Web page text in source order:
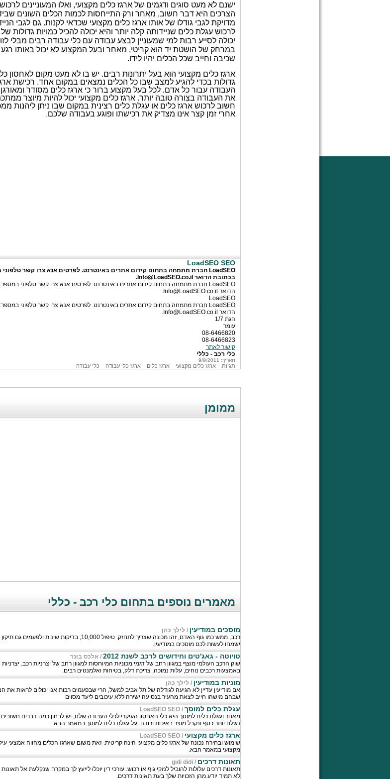
ישנם לא מעט סוגים ודגמים של ארגז כלים מקצועי, ואלו המעוניינים
הצרכים היא דבר חשוב, מאחר ורק התייחסות לכמות הכלים השונים
מדויקת לגבי גודלו של אותו ארגז כלים מקצועי שכדאי לקנות. גם לגבי
לרכוש עגלת כלים שניידותה קלה יותר והיא יכולה להכיל כמויות גדולות
יכולה לסייע רבות למי שמעוניין לבצע עבודה עם כלי עבודה רבים מבלי
במרחק של הושטת יד הוא קריטי, מאחר ובעל המקצוע לא יכול באותו
שכיבה וחייב שכל הכלים יהיו לידו.
ארגז כלים מקצועי הוא בעל יתרונות רבים. יש בו לא מעט מקום לאחסון
גדולות בכדי להגיע למצב שבו כל הכלים נמצאים במקום אחד. רכישת
העבודה עבור כל אדם. לכל בעל מקצוע ברור כי ארגז כלים מסודר
את העבודה בצורה טובה יותר. ארגז כלים מקצועי יכול להיות מיוצר
חשוב לרכוש ארגז כלים או עגלת כלים רצינית במקום שבו ניתן ליהנות
אחרי זמן קצר אינו מצדיק את רכישתו ופוגע בעבודה שלכם
LoadSEO SEO
בכתובת הדואר Info@LoadSEO.co.il
.
הדואר Info@LoadSEO.co.il
.
LoadSEO
הדואר Info@LoadSEO.co.il
.
הגת 1/7
עומר
08-6466820
08-6466823
קישור לאתר
כלי רכב - כללי
תאריך: 9/9/2011
תגיות:ארגז כלים מקצועי ארגז כלים ארגז כלי עבודה כלי עבודה
ממומן
מאמרים נוספים בתחום כלי רכב - כללי
מוסכים במודיעין /לילך כהן
רכב, ממש כמו גוף האדם, זהו מכונה שצריך לתחזק. טיפול
ישמחו לעשות לכם מוסכים במודיעין.
טויוטה - גאג'טים וחידושים לרכב לשנת 2012 /אלכס בונר
שוק הרכב העולמי מוצף במגוון רחב של דגמי מכוניות המיוחסות למגוון רחב של יצרניות רכב.
באמצעות רכבים נוחים, עלות נמוכה, צריכת דלק, בטיחות ואלמנטים רבים.
מוניות במודיעין /לילך כהן
אם מודיעין עדיין לא הגיעה לגודלה של תל אביב למשל, הרי שבפעמים רבות אנו יכולים לראות
שבהם מישהו חייב לצאת מהעיר בנסיעה ישירה ללא עיכובים ליעד מסוים
עגלת כלים למוסך /
LoadSEO SEO
מאחר ועגלת כלים למוסך היא כלי האחסון העיקרי לכלי העבודה שלנו, יש לבחון כמה דברים
נשלם יותר כסף ונקבל מוצר באיכות ירודה. על עגלת כלים למוסך במאמר הבא.
ארגז כלים מקצועי /
LoadSEO SEO
שימוש ובחירה נכונה של ארגז כלים מקצועי הינה קריטית. זאת משום שארגז הכלים מהווה אמצעי
מקצועי במאמר הבא.
תאונות דרכים /
gidi didi
תאונות דרכים עלולות להוביל לנזקי גוף או רכוש. עורכי דין יוכלו לייעץ לך במקרה שנקלעת אל
לא תמיד יודע מהן הזכויות שלך בעת תאונות דרכים.